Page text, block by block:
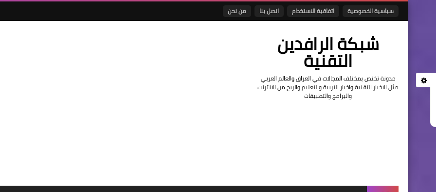
سياسية الخصوصية اتفاقية الاستخدام اتصل بنا من نحن
شبكة الرافدين
التقنية
مدونة تختص بمختلف المجالات في العراق والعالم العربي
مثل الاخبار التقنية واخبار التربية والتعليم والربح من الانترنت
والبرامج والتطبيقات